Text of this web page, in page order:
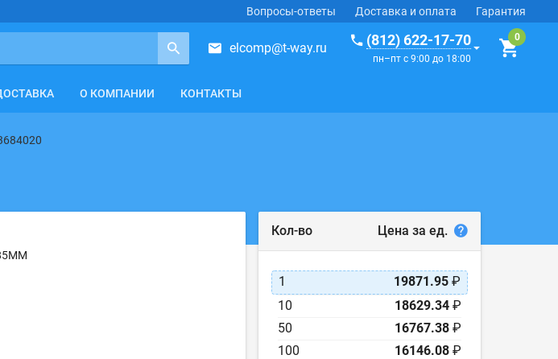
Вопросы-ответы Доставка и оплата Гарантия
elcomp@t-way.ru (812) 622-17-70
пн–пт с 9:00 до 18:00
О КОМПАНИИ КОНТАКТЫ
Кол-во Цена за ед.
1 19871.95 ₽
10
18629.34 ₽
50
16767.38 ₽
100
16146.08 ₽